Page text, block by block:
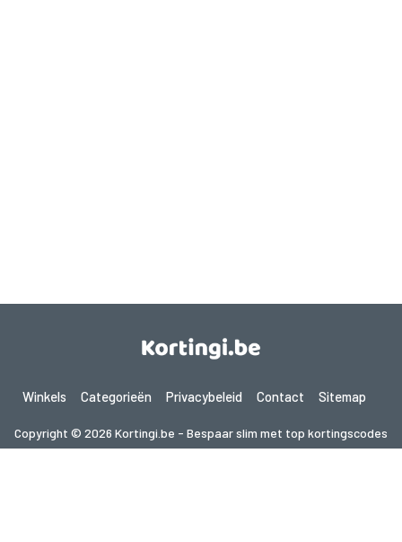
Winkels Categorieën Privacybeleid Contact Sitemap
Copyright © 2026 Kortingi.be - Bespaar slim met top kortingscodes
2026. Alle rechten voorbehouden.